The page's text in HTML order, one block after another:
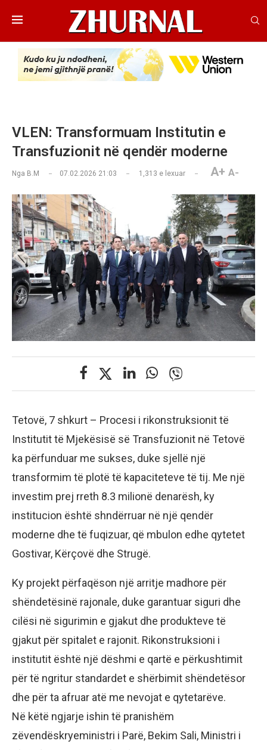
VLEN: Transformuam Institutin e
Transfuzionit në qendër moderne
Nga B.M 07.02.2026 21:03 1,313 e lexuar A+ A-
Tetovë, 7 shkurt – Procesi i rikonstruksionit të
Institutit të Mjekësisë së Transfuzionit në Tetovë
ka përfunduar me sukses, duke sjellë një
transformim të plotë të kapaciteteve të tij. Me një
investim prej rreth 8.3 milionë denarësh, ky
institucion është shndërruar në një qendër
moderne dhe të fuqizuar, që mbulon edhe qytetet
Gostivar, Kërçovë dhe Strugë.
Ky projekt përfaqëson një arritje madhore për
shëndetësinë rajonale, duke garantuar siguri dhe
cilësi në sigurimin e gjakut dhe produkteve të
gjakut për spitalet e rajonit. Rikonstruksioni i
institutit është një dëshmi e qartë e përkushtimit
për të ngritur standardet e shërbimit shëndetësor
dhe për ta afruar atë me nevojat e qytetarëve.
Në këtë ngjarje ishin të pranishëm
zëvendëskryeministri i Parë, Bekim Sali, Ministri i